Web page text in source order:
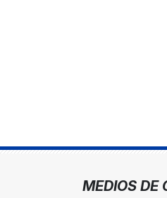
MEDIOS DE